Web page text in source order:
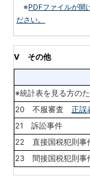
※PDFファイルが開
ださい。
Ⅴ その他
※統計表を見る方の
20 不服審査正誤
21 訴訟事件
22 直接国税犯則事
23 間接国税犯則事